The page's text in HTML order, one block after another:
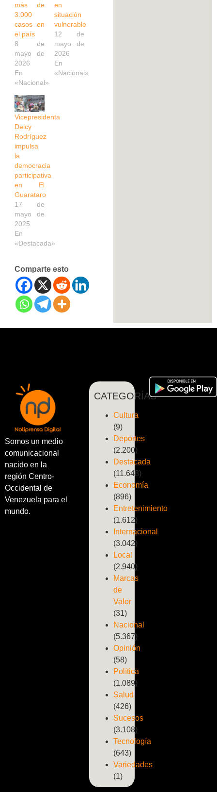
más de
3.000
casos en
el país
8 de
mayo de
2026
En
«Nacional»
en
situación
vulnerable
12 de
mayo de
2026
En
«Nacional»
Vicepresidenta
Delcy
Rodríguez
impulsa
la
democracia
participativa
en El
Guarataro
17 de
mayo de
2025
En
«Destacada»
Comparte esto
Somos un medio
comunicacional
nacido en la
región Centro-
Occidental de
Venezuela para el
mundo.
CATEGORÍAS
Cultura
(9)
Deportes
(2.200)
Destacada
(11.648)
Economía
(896)
Entretenimiento
(1.612)
Internacional
(3.042)
Local
(2.940)
Marcas
de
Valor
(31)
Nacional
(5.367)
Opinión
(58)
Política
(1.089)
Salud
(426)
Sucesos
(3.108)
Tecnología
(643)
Variedades
(1)